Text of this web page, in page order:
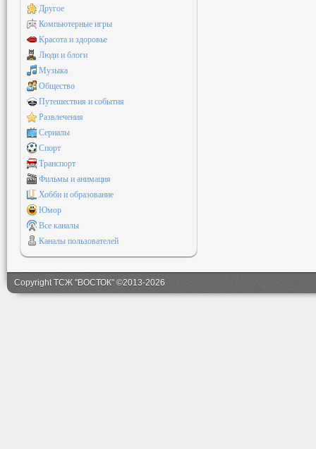
Другое
Компьютерные игры
Красота и здоровье
Люди и блоги
Музыка
Общество
Путешествия и события
Развлечения
Сериалы
Спорт
Транспорт
Фильмы и анимация
Хобби и образование
Юмор
Все каналы
Каналы пользователей
Copyright ТСЖ "ВОСТОК" ©2013-2026